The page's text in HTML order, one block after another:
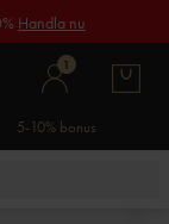
Handla nu
1
5-10% bonus